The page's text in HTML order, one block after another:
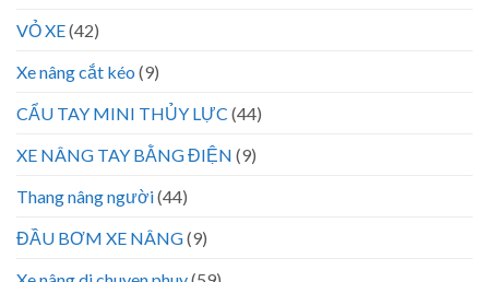
VỎ XE(42)
Xe nâng cắt kéo (9)
CẨU TAY MINI THỦY LỰC (44)
XE NÂNG TAY BẰNG ĐIỆN (9)
Thang nâng người(44)
ĐẦU BƠM XE NÂNG(9)